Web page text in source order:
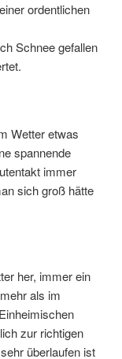
ordentlichen
Schnee gefallen
Wetter etwas
spannende
immer
sich groß hätte
her, immer ein
als im
zur richtigen
überlaufen ist